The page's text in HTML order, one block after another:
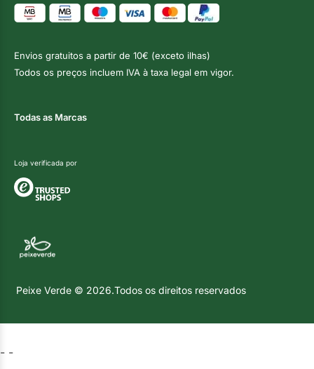
Envios gratuitos a partir de 10€ (exceto ilhas)
Todos os preços incluem IVA à taxa legal em vigor.
Todas as Marcas
Loja verificada por
Peixe Verde © 2026.Todos os direitos reservados
- -